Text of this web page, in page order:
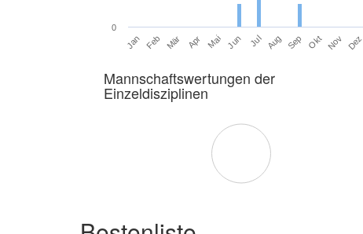
Jan Feb Mär Apr Mai Jun Jul Aug Sep Okt Nov Dez
0
Mannschaftswertungen der
Einzeldisziplinen